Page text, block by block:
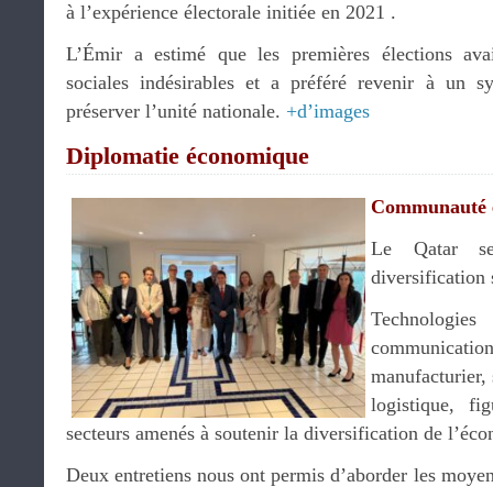
à l’expérience électorale initiée en 2021 .
L’Émir a estimé que les premières élections
sociales indésirables et a préféré revenir à un
préserver l’unité nationale. +d’images
Diplomatie économique
Communauté
Le Qatar
diversification
logistique,
secteurs amenés à soutenir la diversification de
Deux entretiens nous ont permis d’aborder les